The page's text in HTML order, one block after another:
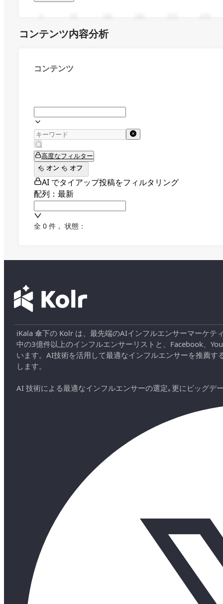
コンテンツ内容分析
コンテンツ
高度なフィルター
オン
オフ
AI でタイアップ投稿をフィルタリング
配列：最新
全 0 件 ， 状態：
iKala 傘下の Kolr は、最先端のAIインフルエンサーマーケ
中の3億件以上のインフルエンサーリストと、Facebook、
います。AI技術を活用して最適なインフルエンサーを推薦
します。
AI 技術による最適なインフルエンサーの選定｡更にビッグデ